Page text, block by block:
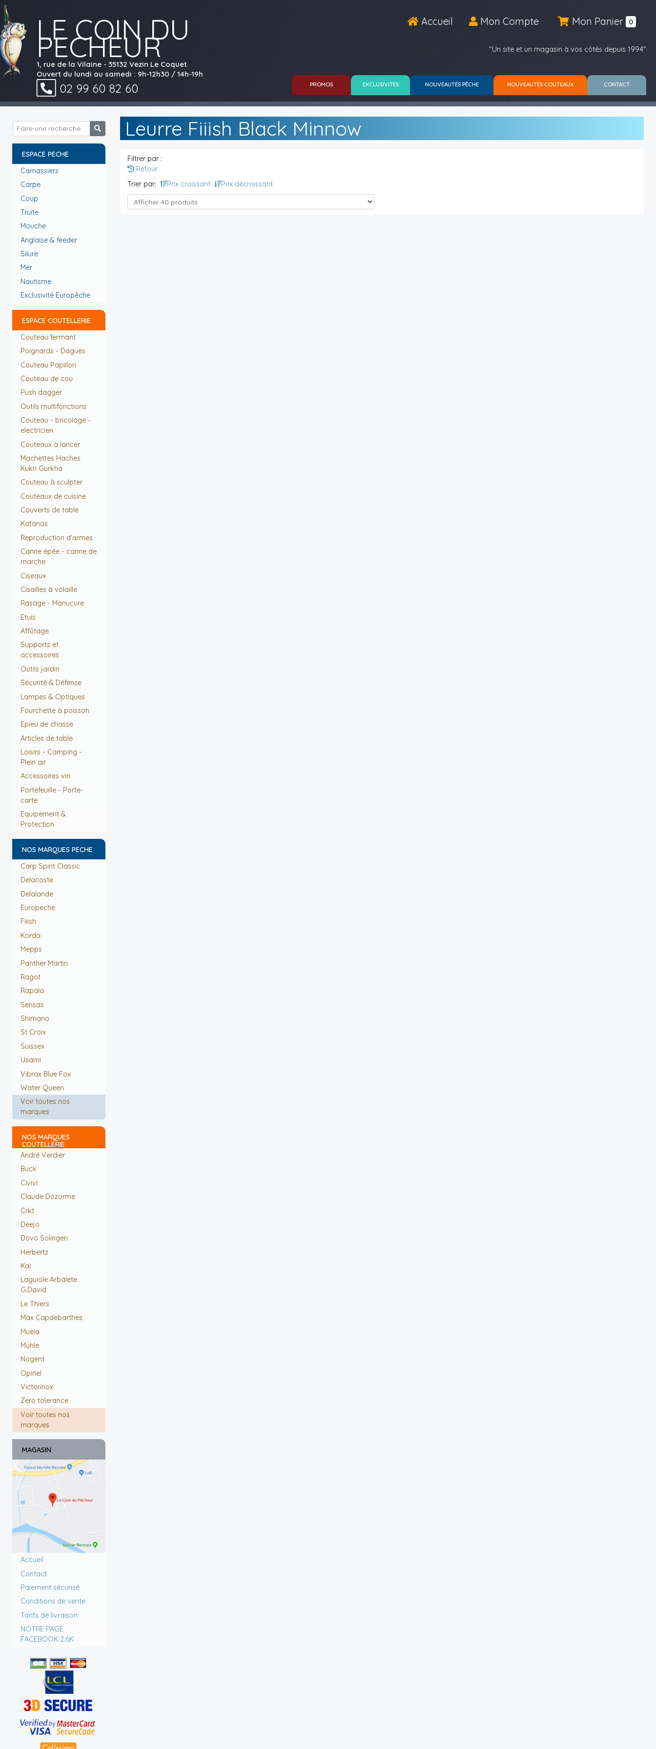
LE COIN DU
PECHEUR
1, rue de la Vilaine - 35132 Vezin Le Coquet
Ouvert du lundi au samedi : 9h-12h30 / 14h-19h
02 99 60 82 60
Accueil Mon Compte Mon Panier 0
"Un site et un magasin à vos côtés depuis 1994"
PROMOS EXCLUSIVITÉS NOUVEAUTÉS PÊCHE NOUVEAUTÉS COUTEAUX CONTACT
ESPACE PECHE
Carnassiers
Carpe
Coup
Truite
Mouche
Anglaise & feeder
Silure
Mer
Nautisme
Exclusivité Europêche
ESPACE COUTELLERIE
Couteau fermant
Poignards - Dagues
Couteau Papillon
Couteau de cou
Push dagger
Outils multifonctions
Couteau - bricolage -
electricien
Couteaux à lancer
Machettes Haches
Kukri Gurkha
Couteau à sculpter
Couteaux de cuisine
Couverts de table
Katanas
Reproduction d'armes
Canne épée - canne de
marche
Ciseaux
Cisailles à volaille
Rasage - Manucure
Etuis
Affûtage
Supports et
accessoires
Outils jardin
Sécurité & Défense
Lampes & Optiques
Fourchette à poisson
Epieu de chasse
Articles de table
Loisirs - Camping -
Plein air
Accessoires vin
Portefeuille - Porte-
carte
Equipement &
Protection
NOS MARQUES PECHE
Carp Spirit Classic
Delacoste
Delalande
Europeche
Fiiish
Korda
Mepps
Panther Martin
Ragot
Rapala
Sensas
Shimano
St Croix
Suissex
Usami
Vibrax Blue Fox
Water Queen
Voir toutes nos
marques
NOS MARQUES
COUTELLERIE
André Verdier
Buck
Civivi
Claude Dozorme
Crkt
Deejo
Dovo Solingen
Herbertz
Kai
Laguiole Arbalete
G.David
Le Thiers
Max Capdebarthes
Muela
Mühle
Nogent
Opinel
Victorinox
Zero tolerance
Voir toutes nos
marques
MAGASIN
Accueil
Contact
Paiement sécurisé
Conditions de vente
Tarifs de livraison
NOTRE PAGE
FACEBOOK 2.6K
Leurre Fiiish Black Minnow
Filtrer par :
Retour
Trier par:
Prix croissant Prix décroissant